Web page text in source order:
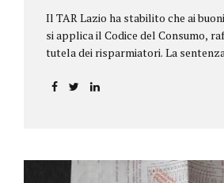
Il TAR Lazio ha stabilito che ai
si applica il Codice del Consumo,
tutela dei risparmiatori. La
capitale o interessi per mancanza